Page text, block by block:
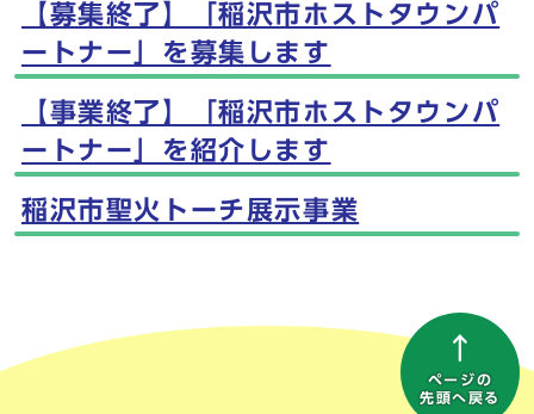
【募集終了】「稲沢市ホストタウンパ
ートナー」を募集します
【事業終了】「稲沢市ホストタウンパ
ートナー」を紹介します
稲沢市聖火トーチ展示事業
ページの
先頭へ戻る